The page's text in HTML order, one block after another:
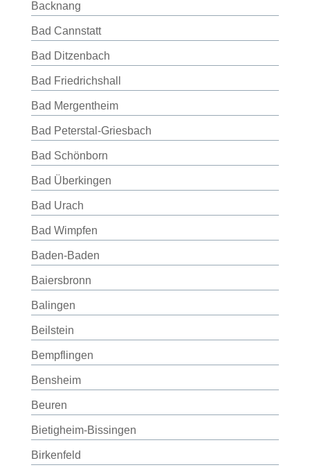
Backnang
Bad Cannstatt
Bad Ditzenbach
Bad Friedrichshall
Bad Mergentheim
Bad Peterstal-Griesbach
Bad Schönborn
Bad Überkingen
Bad Urach
Bad Wimpfen
Baden-Baden
Baiersbronn
Balingen
Beilstein
Bempflingen
Bensheim
Beuren
Bietigheim-Bissingen
Birkenfeld